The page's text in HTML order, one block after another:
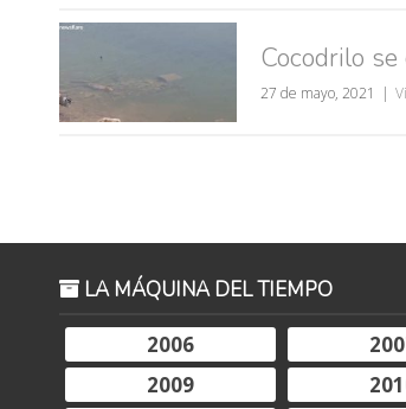
Cocodrilo
27 de mayo, 2021
LA MÁQUINA DEL TIEMPO
2006
2009